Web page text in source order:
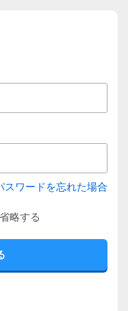
スワードを忘れた場合
略する